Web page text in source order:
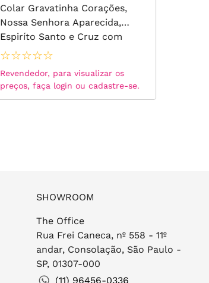
Colar Gravatinha Corações,
Nossa Senhora Aparecida,
Espiríto Santo e Cruz com
Zircônias Brancas 80cm -
☆☆☆☆☆
Revendedor, para visualizar os
preços, faça login ou cadastre-se.
SHOWROOM
The Office
Rua Frei Caneca, nº 558 - 11º
andar, Consolação, São Paulo -
SP, 01307-000
(11) 96456-0336